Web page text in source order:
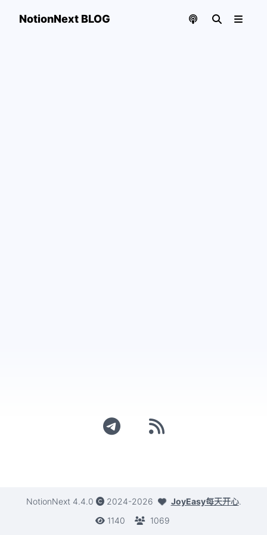
NotionNext BLOG
NotionNext 4.4.0 2024-2026 JoyEasy每天开心.
1140
1069